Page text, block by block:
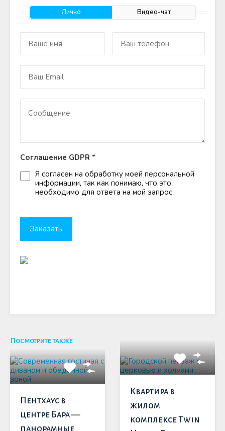
Лично Видео-чат
Соглашение GDPR *
Я согласен на обработку моей персональной
информации, так как понимаю, что это
необходимо для ответа на мой запрос.
Посмотрите также
Пентхаус в
центре Бара —
панорамные
Квартира в
жилом
комплексе Twin